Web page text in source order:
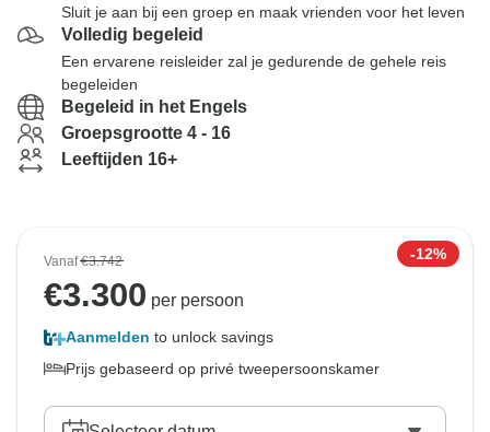
Sluit je aan bij een groep en maak vrienden voor het leven
Volledig begeleid
Een ervarene reisleider zal je gedurende de gehele reis
begeleiden
Begeleid in het Engels
Groepsgrootte 4 - 16
Leeftijden 16+
Vanaf€3.742 -12%
€3.300 per persoon
Aanmelden to unlock savings
Prijs gebaseerd op privé tweepersoonskamer